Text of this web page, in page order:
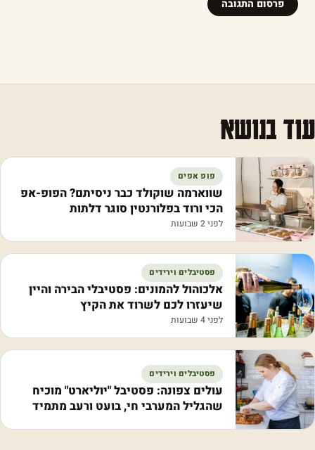
עוד בנושא
פופ אפים
שווארמה שוקולד כבר ניסיתם? הפופ-אפ
הכי ורוד בפלורנטין סוגר דלתות
לפני 2 שבועות
פסטיבלים וירידים
אלכוהול להמונים: פסטיבלי הבירה והיין
שיעזרו לכם לשרוד את הקיץ
לפני 4 שבועות
פסטיבלים וירידים
עולים צפונה: פסטיבל "יוליארט" מוכיח
שהגליל המערבי חי, בועט ורעב מתמיד